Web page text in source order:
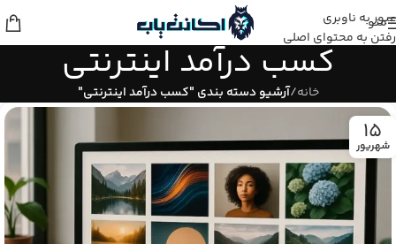
عبور به ناوبری
رفتن به محتوای اصلی
منو
کسب درآمد اینترنتی
خانه/آرشیو دسته بندی "کسب درآمد اینترنتی"
15
شهریور